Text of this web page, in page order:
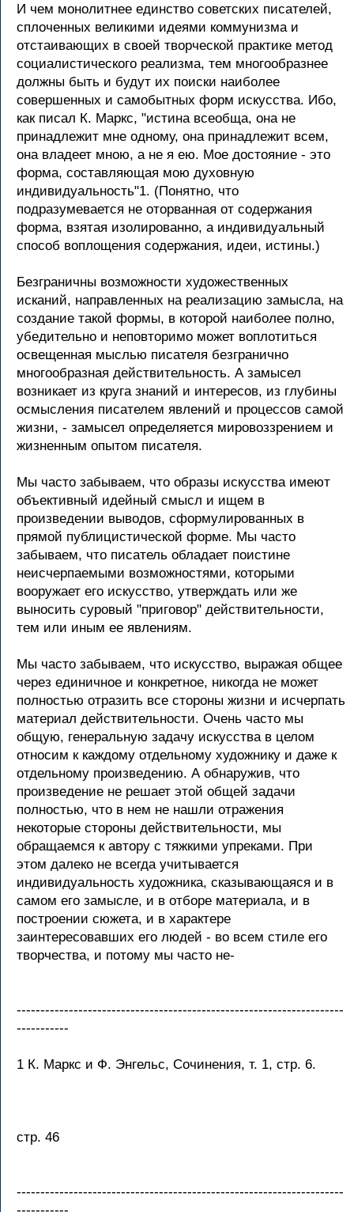
И чем монолитнее единство советских писателей,
сплоченных великими идеями коммунизма и
отстаивающих в своей творческой практике метод
социалистического реализма, тем многообразнее
должны быть и будут их поиски наиболее
совершенных и самобытных форм искусства. Ибо,
как писал К. Маркс, "истина всеобща, она не
принадлежит мне одному, она принадлежит всем,
она владеет мною, а не я ею. Мое достояние - это
форма, составляющая мою духовную
индивидуальность"1. (Понятно, что
подразумевается не оторванная от содержания
форма, взятая изолированно, а индивидуальный
способ воплощения содержания, идеи, истины.)
Безграничны возможности художественных
исканий, направленных на реализацию замысла, на
создание такой формы, в которой наиболее полно,
убедительно и неповторимо может воплотиться
освещенная мыслью писателя безгранично
многообразная действительность. А замысел
возникает из круга знаний и интересов, из глубины
осмысления писателем явлений и процессов самой
жизни, - замысел определяется мировоззрением и
жизненным опытом писателя.
Мы часто забываем, что образы искусства имеют
объективный идейный смысл и ищем в
произведении выводов, сформулированных в
прямой публицистической форме. Мы часто
забываем, что писатель обладает поистине
неисчерпаемыми возможностями, которыми
вооружает его искусство, утверждать или же
выносить суровый "приговор" действительности,
тем или иным ее явлениям.
Мы часто забываем, что искусство, выражая общее
через единичное и конкретное, никогда не может
полностью отразить все стороны жизни и исчерпать
материал действительности. Очень часто мы
общую, генеральную задачу искусства в целом
относим к каждому отдельному художнику и даже к
отдельному произведению. А обнаружив, что
произведение не решает этой общей задачи
полностью, что в нем не нашли отражения
некоторые стороны действительности, мы
обращаемся к автору с тяжкими упреками. При
этом далеко не всегда учитывается
индивидуальность художника, сказывающаяся и в
самом его замысле, и в отборе материала, и в
построении сюжета, и в характере
заинтересовавших его людей - во всем стиле его
творчества, и потому мы часто не-
---------------------------------------------------------------------
-----------
1 К. Маркс и Ф. Энгельс, Сочинения, т. 1, стр. 6.
стр. 46
---------------------------------------------------------------------